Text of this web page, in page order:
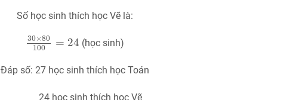
Số học sinh thích học Vẽ là:
30×80
100
= 24
30×80 100= 24
(học sinh)
Đáp số: 27 học sinh thích học Toán
24 học sinh thích học Vẽ